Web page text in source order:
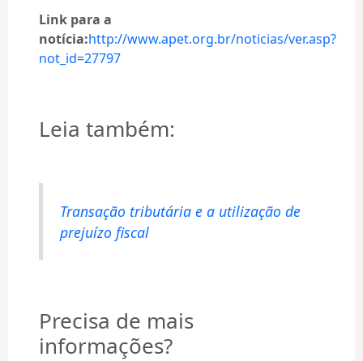
Link para a
notícia:http://www.apet.org.br/noticias/ver.asp?
not_id=27797
Leia também:
Transação tributária e a utilização de
prejuízo fiscal
Precisa de mais
informações?